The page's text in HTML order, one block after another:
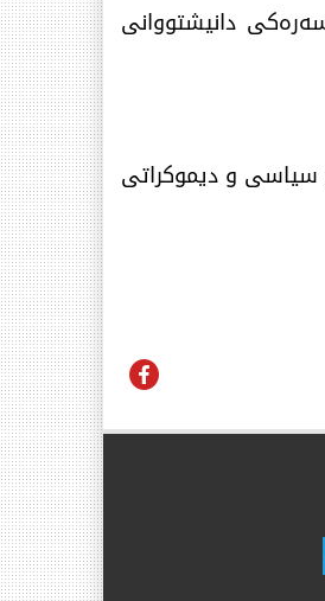
دانیشتووانی
و سیاسی و دیموكراتی